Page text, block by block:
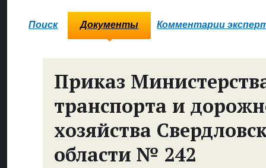
Поиск Документы Комментарии
Приказ
транспорта и
хозяйства
области № 242